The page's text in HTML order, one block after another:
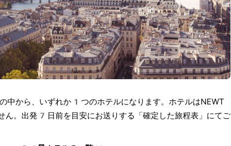
中から、いずれか1つのホテルになります。ホテルはNEWT
ん。出発7日前を目安にお送りする「確定した旅程表」にてご